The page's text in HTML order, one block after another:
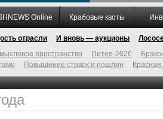
Online Крабовые квоты
отрасли И вновь — аукционы
пространство Питер-2026
Повышение ставок и пошлин